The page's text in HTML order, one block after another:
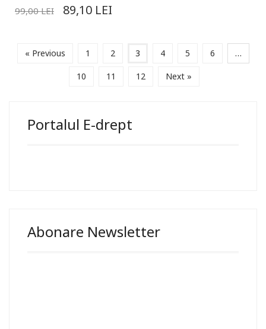
99,00LEI 89,10 LEI
« Previous 1 2 3 4 5 6 …
10 11 12 Next »
Portalul E-drept
Abonare Newsletter